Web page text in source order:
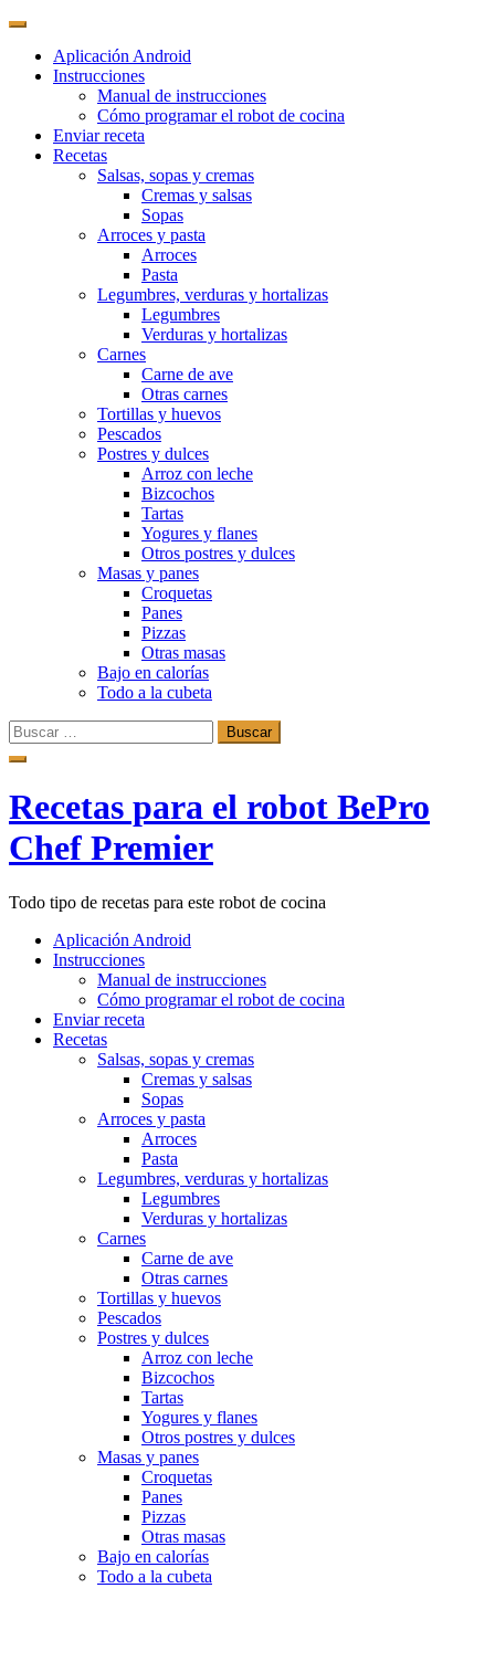
Aplicación Android
Instrucciones
Manual de instrucciones
Cómo programar el robot de cocina
Enviar receta
Recetas
Salsas, sopas y cremas
Cremas y salsas
Sopas
Arroces y pasta
Arroces
Pasta
Legumbres, verduras y hortalizas
Legumbres
Verduras y hortalizas
Carnes
Carne de ave
Otras carnes
Tortillas y huevos
Pescados
Postres y dulces
Arroz con leche
Bizcochos
Tartas
Yogures y flanes
Otros postres y dulces
Masas y panes
Croquetas
Panes
Pizzas
Otras masas
Bajo en calorías
Todo a la cubeta
Buscar:
Ir
contenido
Recetas para el robot BePro
Chef Premier
Todo tipo de recetas para este robot de cocina
Aplicación Android
Instrucciones
Manual de instrucciones
Cómo programar el robot de cocina
Enviar receta
Recetas
Salsas, sopas y cremas
Cremas y salsas
Sopas
Arroces y pasta
Arroces
Pasta
Legumbres, verduras y hortalizas
Legumbres
Verduras y hortalizas
Carnes
Carne de ave
Otras carnes
Tortillas y huevos
Pescados
Postres y dulces
Arroz con leche
Bizcochos
Tartas
Yogures y flanes
Otros postres y dulces
Masas y panes
Croquetas
Panes
Pizzas
Otras masas
Bajo en calorías
Todo a la cubeta